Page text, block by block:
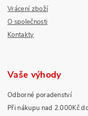
Vrácení zboží
O společnosti
Kontakty
Vaše výhody
Odborné poradenství
Při nákupu nad 2.000Kč